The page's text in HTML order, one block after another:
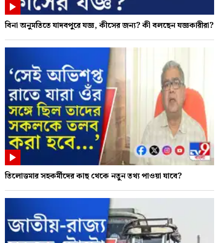
বিনা অনুমতিতে যাদবপুরে যজ্ঞ, কীসের জন্য? কী বলছেন যজ্ঞকারীরা?
তিলোত্তমার সহকর্মীদের কাছ থেকে নতুন তথ্য পাওয়া যাবে?